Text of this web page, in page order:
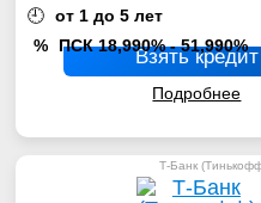
🕘 от 1 до 5 лет
%
ПСК 18,990% - 51,990%
Взять кредит
Подробнее
Т-Банк